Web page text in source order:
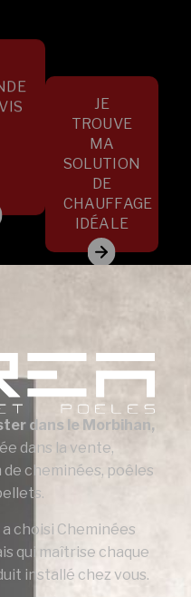
JE
TROUVE
MA
SOLUTION
DE
CHAUFFAGE
IDÉALE
dans le Morbihan,
dans la vente,
cheminées, poêles
choisi Cheminées
qui maîtrise chaque
installé chez vous.